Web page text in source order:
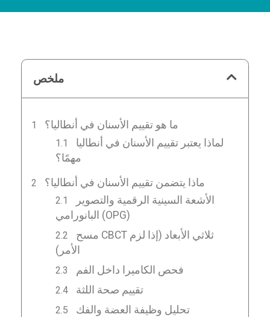
ملخص
ما هو تقييم الأسنان في أنطاليا؟
لماذا يعتبر تقييم الأسنان في أنطاليا
مهمًا؟
ماذا يتضمن تقييم الأسنان في أنطاليا؟
الأشعة السينية الرقمية والتصوير
البانورامي (OPG)
مسح CBCT ثلاثي الأبعاد (إذا لزم
الأمر)
فحص الكاميرا داخل الفم
تقييم صحة اللثة
تحليل وظيفة العضة والفك